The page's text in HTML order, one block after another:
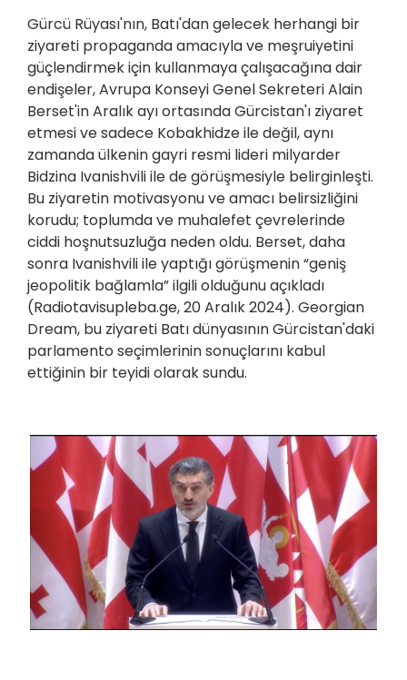
Gürcü Rüyası'nın, Batı'dan gelecek herhangi bir
ziyareti propaganda amacıyla ve meşruiyetini
güçlendirmek için kullanmaya çalışacağına dair
endişeler, Avrupa Konseyi Genel Sekreteri Alain
Berset'in Aralık ayı ortasında Gürcistan'ı ziyaret
etmesi ve sadece Kobakhidze ile değil, aynı
zamanda ülkenin gayri resmi lideri milyarder
Bidzina Ivanishvili ile de görüşmesiyle belirginleşti.
Bu ziyaretin motivasyonu ve amacı belirsizliğini
korudu; toplumda ve muhalefet çevrelerinde
ciddi hoşnutsuzluğa neden oldu. Berset, daha
sonra Ivanishvili ile yaptığı görüşmenin “geniş
jeopolitik bağlamla” ilgili olduğunu açıkladı
(Radiotavisupleba.ge, 20 Aralık 2024). Georgian
Dream, bu ziyareti Batı dünyasının Gürcistan'daki
parlamento seçimlerinin sonuçlarını kabul
ettiğinin bir teyidi olarak sundu.